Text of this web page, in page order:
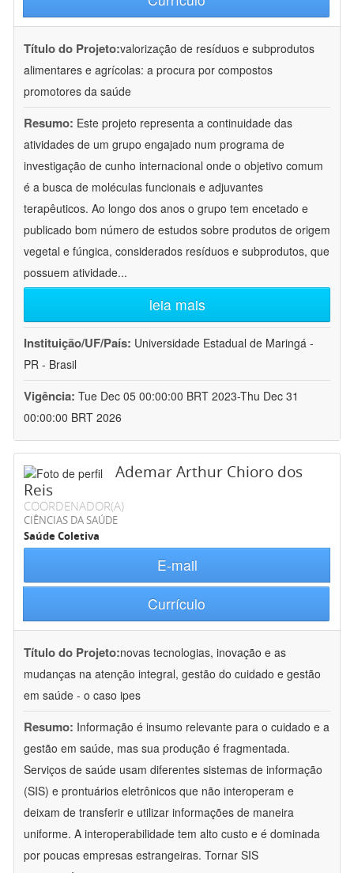
Título do Projeto:valorização de resíduos e subprodutos
alimentares e agrícolas: a procura por compostos
promotores da saúde
Resumo: Este projeto representa a continuidade das
atividades de um grupo engajado num programa de
investigação de cunho internacional onde o objetivo comum
é a busca de moléculas funcionais e adjuvantes
terapêuticos. Ao longo dos anos o grupo tem encetado e
publicado bom número de estudos sobre produtos de origem
vegetal e fúngica, considerados resíduos e subprodutos, que
possuem atividade...
leia mais
Instituição/UF/País: Universidade Estadual de Maringá -
PR - Brasil
Vigência: Tue Dec 05 00:00:00 BRT 2023-Thu Dec 31
00:00:00 BRT 2026
Ademar Arthur Chioro dos
Reis
COORDENADOR(A)
CIÊNCIAS DA SAÚDE
Saúde Coletiva
E-mail
Currículo
Título do Projeto:novas tecnologias, inovação e as
mudanças na atenção integral, gestão do cuidado e gestão
em saúde - o caso ipes
Resumo: Informação é insumo relevante para o cuidado e a
gestão em saúde, mas sua produção é fragmentada.
Serviços de saúde usam diferentes sistemas de informação
(SIS) e prontuários eletrônicos que não interoperam e
deixam de transferir e utilizar informações de maneira
uniforme. A interoperabilidade tem alto custo e é dominada
por poucas empresas estrangeiras. Tornar SIS